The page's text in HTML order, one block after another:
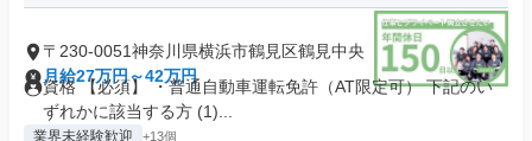
〒230-0051神奈川県横浜市鶴見区鶴見中央
月給27万円～42万円
資格 【必須】 ・普通自動車運転免許（AT限定可） 下記のい
ずれかに該当する方 (1)...
業界未経験歓迎 +13個